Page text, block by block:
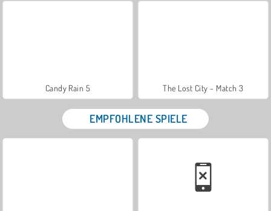
Candy Rain 5 The Lost City - Match 3
EMPFOHLENE SPIELE